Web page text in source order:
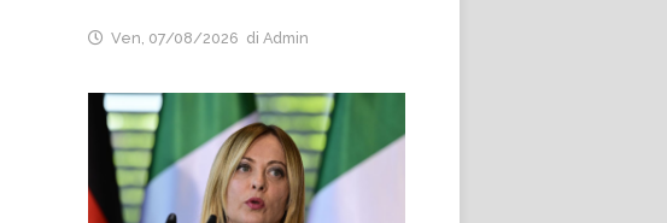
Ven, 07/08/2026 di Admin